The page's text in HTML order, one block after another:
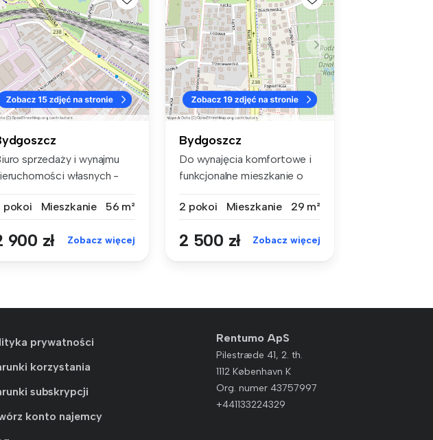
sprzedaży i wynajmu
własnych -
pokoi
Mieszkanie 56 m²
900 zł Zobacz więcej
Bydgoszcz
Do wynajęcia komfortowe i
funkcjonalne mieszkanie o
2 pokoi
Mieszkanie 29 m²
2 500 zł Zobacz więcej
prywatności
korzystania
subskrypcji
konto najemcy
Rentumo ApS
Pilestræde 41, 2. th.
1112 København K
Org. numer 43757997
+441133224329